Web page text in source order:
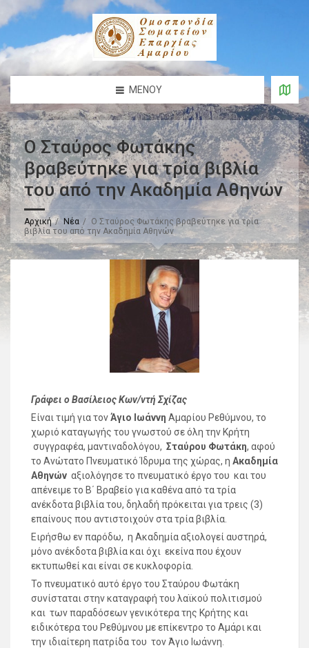
ΜΕΝΟΎ
Ο Σταύρος Φωτάκης
βραβεύτηκε για τρία βιβλία
του από την Ακαδημία Αθηνών
Αρχική Νέα
Ο Σταύρος Φωτάκης βραβεύτηκε για τρία
βιβλία του από την Ακαδημία Αθηνών
Γράφει ο Βασίλειος Κων/ντή Σχίζας
Είναι τιμή για τονΆγιο Ιωάννη Αμαρίου Ρεθύμνου, το
χωριό καταγωγής του γνωστού σε όλη την Κρήτη
συγγραφέα, μαντιναδολόγου, Σταύρου Φωτάκη, αφού
το Ανώτατο Πνευματικό Ίδρυμα της χώρας, η Ακαδημία
Αθηνών αξιολόγησε το πνευματικό έργο του και του
απένειμε το Β΄ Βραβείο για καθένα από τα τρία
ανέκδοτα βιβλία του, δηλαδή πρόκειται για τρεις (3)
επαίνους που αντιστοιχούν στα τρία βιβλία.
Ειρήσθω εν παρόδω, η Ακαδημία αξιολογεί αυστηρά,
μόνο ανέκδοτα βιβλία και όχι εκείνα που έχουν
εκτυπωθεί και είναι σε κυκλοφορία.
Το πνευματικό αυτό έργο του Σταύρου Φωτάκη
συνίσταται στην καταγραφή του λαϊκού πολιτισμού
και των παραδόσεων γενικότερα της Κρήτης και
ειδικότερα του Ρεθύμνου με επίκεντρο το Αμάρι και
την ιδιαίτερη πατρίδα του τον Άγιο Ιωάννη.